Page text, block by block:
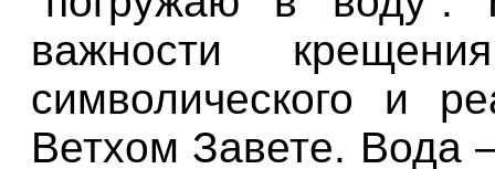
важности
символического и
Ветхом Завете. Вода